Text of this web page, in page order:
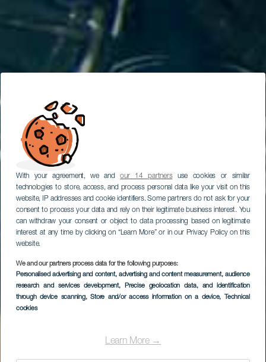
With your agreement, we andour 14 partnersuse cookies or similar
technologies to store, access, and process personal data like your visit on this
website, IP addresses and cookie identifiers. Some partners do not ask for your
consent to process your data and rely on their legitimate business interest. You
can withdraw your consent or object to data processing based on legitimate
interest at any time by clicking on “Learn More” or in our Privacy Policy on this
website.
We and our partners process data for the following purposes:
Personalised advertising and content, advertising and content measurement, audience
research and services development, Precise geolocation data, and identification
through device scanning, Store and/or access information on a device, Technical
cookies
Learn More →